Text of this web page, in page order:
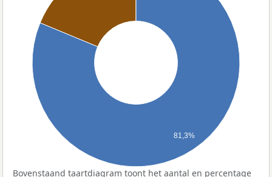
81,3%
Bovenstaand taartdiagram toont het aantal en percentage